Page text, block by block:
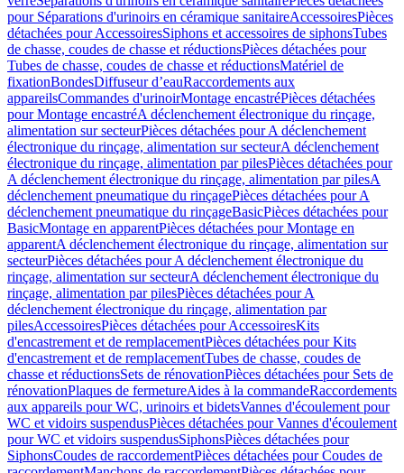
pour Séparations d'urinoirs en céramique sanitaireAccessoiresPièces
détachées pour AccessoiresSiphons et accessoires de siphonsTubes
de chasse, coudes de chasse et réductionsPièces détachées pour
Tubes de chasse, coudes de chasse et réductionsMatériel de
fixationBondesDiffuseur d’eauRaccordements aux
appareilsCommandes d'urinoirMontage encastréPièces détachées
pour Montage encastréA déclenchement électronique du rinçage,
alimentation sur secteurPièces détachées pour A déclenchement
électronique du rinçage, alimentation sur secteurA déclenchement
électronique du rinçage, alimentation par pilesPièces détachées pour
A déclenchement électronique du rinçage, alimentation par pilesA
déclenchement pneumatique du rinçagePièces détachées pour A
déclenchement pneumatique du rinçageBasicPièces détachées pour
BasicMontage en apparentPièces détachées pour Montage en
apparentA déclenchement électronique du rinçage, alimentation sur
secteurPièces détachées pour A déclenchement électronique du
rinçage, alimentation sur secteurA déclenchement électronique du
rinçage, alimentation par pilesPièces détachées pour A
déclenchement électronique du rinçage, alimentation par
pilesAccessoiresPièces détachées pour AccessoiresKits
d'encastrement et de remplacementPièces détachées pour Kits
d'encastrement et de remplacementTubes de chasse, coudes de
chasse et réductionsSets de rénovationPièces détachées pour Sets de
rénovationPlaques de fermetureAides à la commandeRaccordements
aux appareils pour WC, urinoirs et bidetsVannes d'écoulement pour
WC et vidoirs suspendusPièces détachées pour Vannes d'écoulement
pour WC et vidoirs suspendusSiphonsPièces détachées pour
SiphonsCoudes de raccordementPièces détachées pour Coudes de